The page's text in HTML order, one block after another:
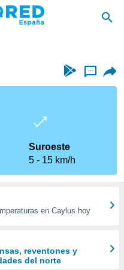
...
Suroeste
5
15 km/h
en Caylus hoy
reventones y
del norte